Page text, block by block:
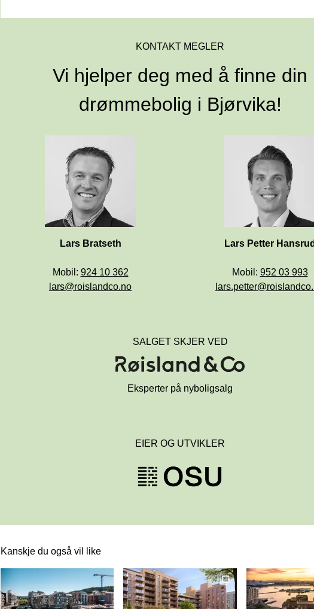
KONTAKT MEGLER
drømmebolig i Bjørvika!
Mobil:
lars@roislandco.no
Mobil:
952 03 993
SALGET SKJER VED
Eksperter på nyboligsalg
EIER OG UTVIKLER
Kanskje du også vil like
Dette er en lenke til et innlegg.Dette er en lenke til et innlegg.
Denne posten har en
Dette er en